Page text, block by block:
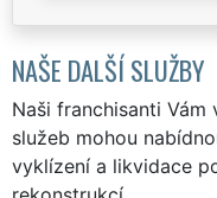
NAŠE DALŠÍ SLUŽBY
Naši franchisanti
služeb mohou
vyklízení a likvidace